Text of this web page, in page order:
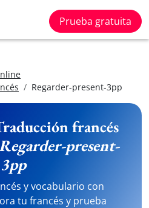
Prueba gratuita
Regarder-present-3pp
francés
present-
3pp
y vocabulario con
tu francés y prueba